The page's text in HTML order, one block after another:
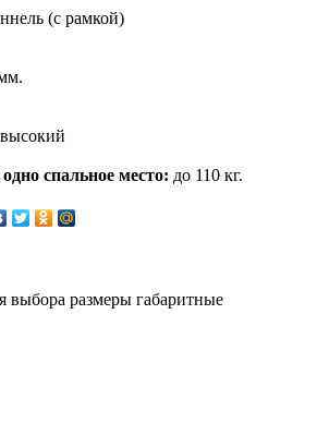
(с рамкой)
высокий
спальное место: до 110 кг.
выбора размеры габаритные